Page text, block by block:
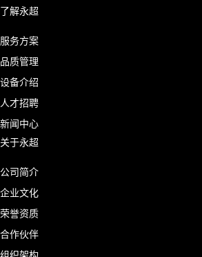
了解永超
服务方案
品质管理
设备介绍
人才招聘
新闻中心
关于永超
公司简介
企业文化
荣誉资质
合作伙伴